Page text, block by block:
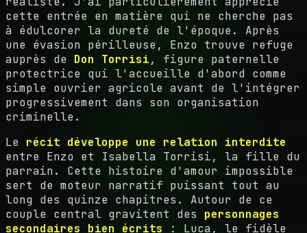
cette entrée en matière qui ne cherche pas
à édulcorer la dureté de l'époque. Après
une évasion périlleuse, Enzo trouve refuge
auprès de Don Torrisi, figure paternelle
protectrice qui l'accueille d'abord comme
simple ouvrier agricole avant de l'intégrer
progressivement dans son organisation
criminelle.
Le récit développe une relation interdite
entre Enzo et Isabella Torrisi, la fille du
parrain. Cette histoire d'amour impossible
sert de moteur narratif puissant tout au
long des quinze chapitres. Autour de ce
couple central gravitent des personnages
secondaires bien écrits : Luca, le fidèle